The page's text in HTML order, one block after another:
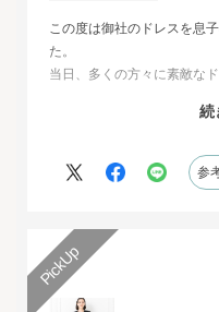
この度は御社のドレスを息
た。
当日、多くの方々に素敵な
その旨をお伝えさせていた
人生最高の幸せな日に華を
続
参